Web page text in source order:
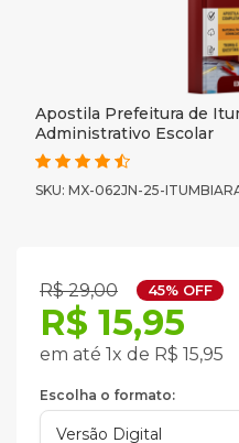
Apostila Prefeitura de
Administrativo Escolar
SKU: MX-062JN-25-
R$ 29,00 45% OFF
R$ 15,95
em até 1x de R$ 15,95
Escolha o formato: